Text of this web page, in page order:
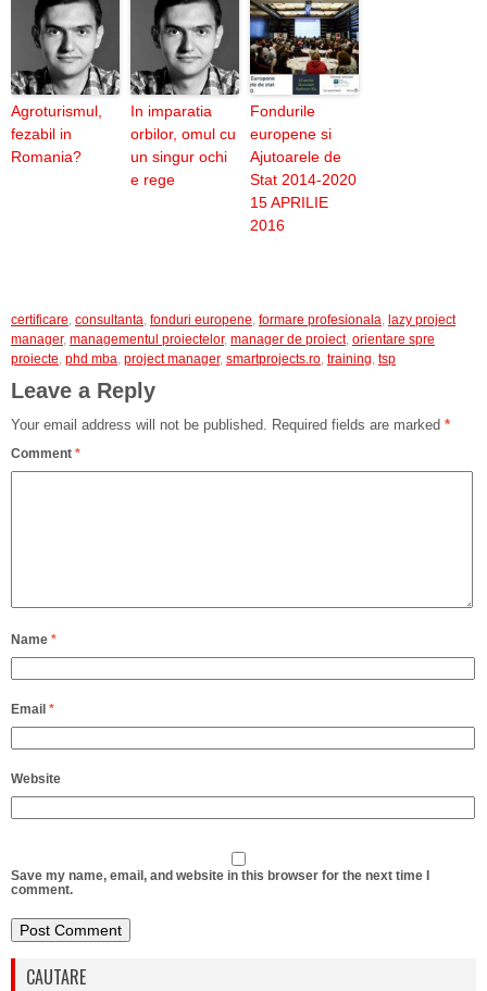
Agroturismul,
fezabil in
Romania?
In imparatia
orbilor, omul cu
un singur ochi
e rege
Fondurile
europene si
Ajutoarele de
Stat 2014-2020
15 APRILIE
2016
certificare, consultanta, fonduri europene, formare profesionala, lazy project
manager, managementul proiectelor, manager de proiect, orientare spre
proiecte, phd mba, project manager, smartprojects.ro, training, tsp
Leave a Reply
Your email address will not be published. Required fields are marked *
Comment *
Name *
Email *
Website
Save my name, email, and website in this browser for the next time I
comment.
CAUTARE